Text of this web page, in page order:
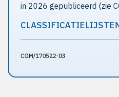
in 2026 gepubliceerd (zie
CGM/170522-03